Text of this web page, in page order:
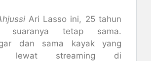
Ari Lasso ini, 25 tahun
suaranya tetap sama.
dan sama kayak yang
lewat streaming di